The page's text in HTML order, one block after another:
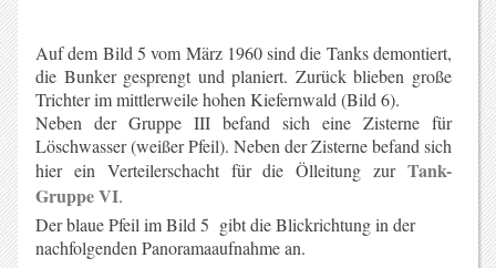
Auf dem Bild 5 vom März 1960 sind die Tanks demontiert,
die Bunker gesprengt und planiert. Zurück blieben große
Trichter im mittlerweile hohen Kiefernwald (Bild 6).
Neben der Gruppe III befand sich eine Zisterne für
Löschwasser (weißer Pfeil). Neben der Zisterne befand sich
hier ein Verteilerschacht für die Ölleitung zur Tank-
Gruppe VI.
Der blaue Pfeil im Bild 5 gibt die Blickrichtung in der
nachfolgenden Panoramaaufnahme an.